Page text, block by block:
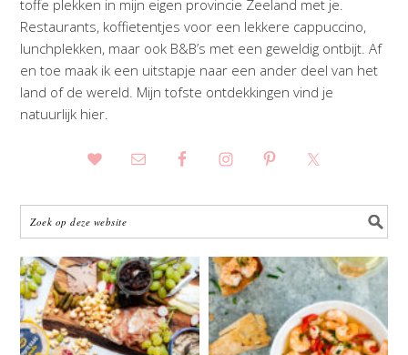
toffe plekken in mijn eigen provincie Zeeland met je.
Restaurants, koffietentjes voor een lekkere cappuccino,
lunchplekken, maar ook B&B’s met een geweldig ontbijt. Af
en toe maak ik een uitstapje naar een ander deel van het
land of de wereld. Mijn tofste ontdekkingen vind je
natuurlijk hier.